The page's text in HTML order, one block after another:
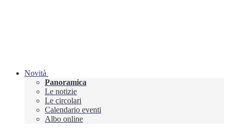
Novità
Panoramica
Le notizie
Le circolari
Calendario eventi
Albo online